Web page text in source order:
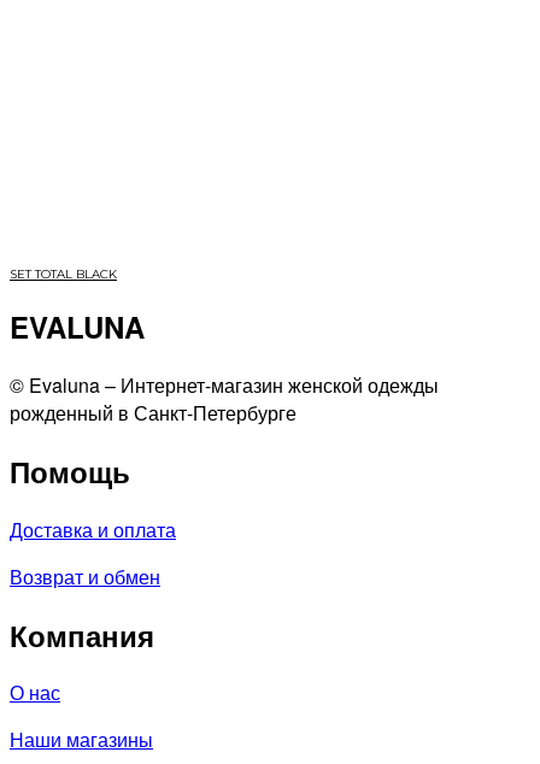
SET TOTAL BLACK
EVALUNA
©️ Evaluna – Интернет-магазин женской одежды
рожденный в Санкт-Петербурге
Помощь
Доставка и оплата
Возврат и обмен
Компания
О нас
Наши магазины